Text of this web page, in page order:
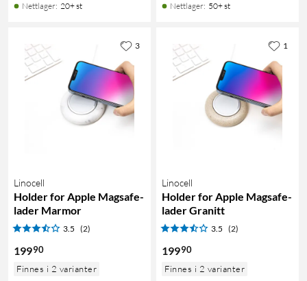
Nettlager: 20+ st Nettlager: 50+ st
Linocell
Holder for Apple Magsafe-
lader Marmor
3.5 (2)
19990
Finnes i 2 varianter
3
Linocell
Holder for Apple Magsafe-
lader Granitt
3.5 (2)
19990
Finnes i 2 varianter
1